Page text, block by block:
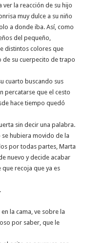
ver la reacción de su hijo
muy dulce a su niño
a donde iba. Así, como
del pequeño,
distintos colores que
de su cuerpecito de trapo
cuarto buscando sus
percatarse que el cesto
hace tiempo quedó
sin decir una palabra.
hubiera movido de la
por todas partes, Marta
nuevo y decide acabar
que recoja que ya es
la cama, ve sobre la
por saber, que le